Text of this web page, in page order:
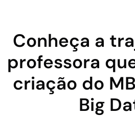
Conheça a
professora
criação do
Big